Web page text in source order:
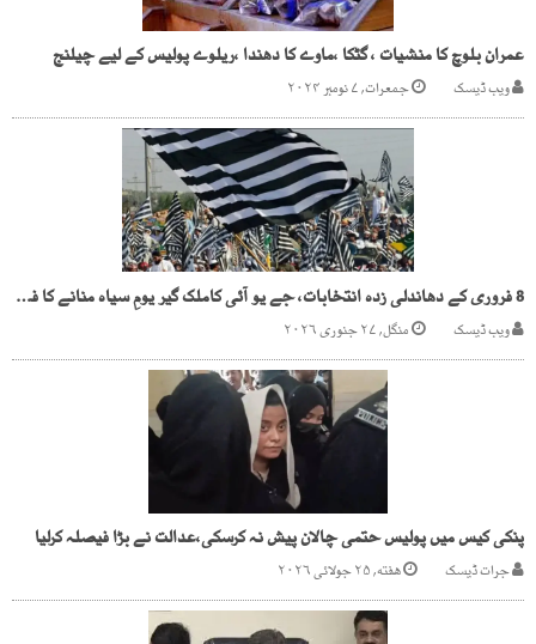
عمران بلوچ کا منشیات ، گٹکا ،ماوے کا دھندا ،ریلوے پولیس کے لیے چیلنج
ویب ڈیسک جمعرات, ۷ نومبر ۲۰۲۴
8 فروری کے دھاندلی زدہ انتخابات، جے یو آئی کاملک گیر یومِ سیاہ منانے کا فیصلہ
ویب ڈیسک منگل, ۲۷ جنوری ۲۰۲۶
پنکی کیس میں پولیس حتمی چالان پیش نہ کرسکی،عدالت نے بڑا فیصلہ کرلیا
جرات ڈیسک هفته, ۲۵ جولائی ۲۰۲۶